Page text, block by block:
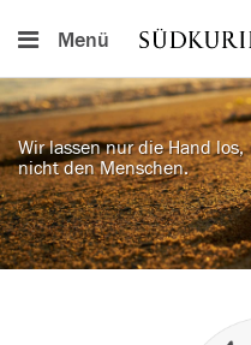
Menü
Wir lassen nur die Hand los,
nicht den Menschen.